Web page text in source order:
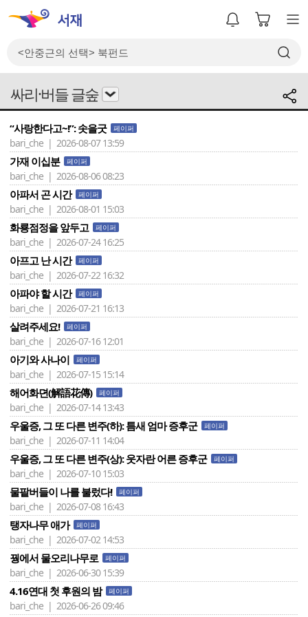
싸리·버들 글숲
“사랑한다고~!”: 솟을굿 페이퍼
bari_che | 2026-08-07 13:59
가재 이십분 페이퍼
bari_che | 2026-08-06 08:23
아파서 곤 시간 페이퍼
bari_che | 2026-08-01 15:03
화룡점정을 앞두고 페이퍼
bari_che | 2026-07-24 16:25
아프고 난 시간 페이퍼
bari_che | 2026-07-22 16:32
아파야 할 시간 페이퍼
bari_che | 2026-07-21 16:13
살려주세요! 페이퍼
bari_che | 2026-07-16 12:01
아기와 사나이 페이퍼
bari_che | 2026-07-15 15:14
해어화뎐(解語花傳) 페이퍼
bari_che | 2026-07-14 13:43
우울증, 그 또 다른 변주(하): 틈새 엄마 증후군 페이퍼
bari_che | 2026-07-11 14:04
우울증, 그 또 다른 변주(상): 웃자란 어른 증후군 페이퍼
bari_che | 2026-07-10 15:03
물팥버들이 나를 불렀다! 페이퍼
bari_che | 2026-07-08 16:43
탱자나무 애가 페이퍼
bari_che | 2026-07-02 14:53
꿩에서 물오리나무로 페이퍼
bari_che | 2026-06-30 15:39
4.16연대 첫 후원의 밤 페이퍼
bari_che | 2026-06-26 09:46